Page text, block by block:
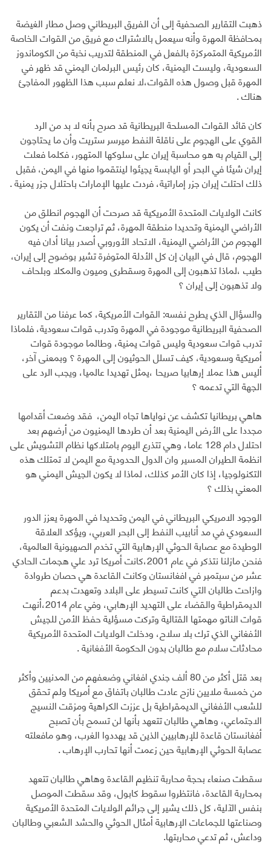
ذهبت التقارير الصحفية إلى أن الفريق البريطاني وصل مطار الغيضة
بمحافظة المهرة وأنه سيعمل بالاشتراك مع فريق من القوات الخاصة
الأمريكية المتمركزة بالفعل في المنطقة لتدريب نخبة من الكوماندوز
السعودية، وليست اليمنية، كان رئيس البرلمان اليمني قد ظهر في
المهرة قبل وصول هذه القوات،لا نعلم سبب هذا الظهور المفاجئ
هناك .
كان قائد القوات المسلحة البريطانية قد صرح بأنه لا بد من الرد
القوي على الهجوم على ناقلة النفط ميرسر ستريت وأن ما يحتاجون
إلى القيام به هو محاسبة إيران على سلوكها المتهور، فكلما فعلت
إيران شيئا في البحر أو اليابسة يجيئوا لينتقموا منها في اليمن، فقبل
ذلك احتلت إيران جزر إماراتية، فردت عليها الإمارات باحتلال جزر يمنية .
كانت الولايات المتحدة الأمريكية قد صرحت أن الهجوم انطلق من
الأراضي اليمنية وتحديدا منطقة المهرة، ثم تراجعت ونفت أن يكون
الهجوم من الأراضي اليمنية، الاتحاد الأوروبي أصدر بيانا أدان فيه
الهجوم، قال في البيان إن كل الأدلة المتوفرة تشير بوضوح إلى إيران،
طيب ،لماذا تذهبون إلى المهرة وسقطرى وميون والمكلا وبلحاف
ولا تذهبون إلى إيران ؟
والسؤال الذي يطرح نفسه: القوات الأمريكية، كما عرفنا من التقارير
الصحفية البريطانية موجودة في المهرة وتدرب قوات سعودية، فلماذا
تدرب قوات سعودية وليس قوات يمنية، وطالما موجودة قوات
أمريكية وسعودية، كيف تسلل الحوثيون إلى المهرة ؟ وبمعنى آخر،
أليس هذا عملا إرهابيا صريحا ،يمثل تهديدا عالميا، ويجب الرد على
الجهة التي تدعمه ؟
هاهي بريطانيا تكشف عن نواياها تجاه اليمن، فقد وضعت أقدامها
مجددا على الأرض اليمنية بعد أن طردها اليمنيون من أرضهم بعد
احتلال دام 128 عاما، وهي تتذرع اليوم بامتلاكها نظام التشويش على
انظمة الطيران المسير وان الدول الحدودية مع اليمن لا تمتلك هذه
التكنولوجيا، إذا كان الأمر كذلك، لماذا لا يكون الجيش اليمني هو
المعني بذلك ؟
الوجود الامريكي البريطاني في اليمن وتحديدا في المهرة يعزز الدور
السعودي في مد أنابيب النفط إلى البحر العربي، ويؤكد العلاقة
الوطيدة مع عصابة الحوثي الإرهابية التي تخدم الصهيونية العالمية،
فنحن مازلنا نتذكر في عام 2001،كانت أمريكا ترد علي هجمات الحادي
عشر من سبتمبر في افغانستان وكانت القاعدة هي حصان طروادة
وازاحت طالبان التي كانت تسيطر على البلاد وتعهدت بدعم
الديمقراطية والقضاء على التهديد الإرهابي، وفي عام 2014،أنهت
قوات الناتو مهمتها القتالية وتركت مسؤلية حفظ الأمن للجيش
الأفغاني الذي ترك بلا سلاح، ودخلت الولايات المتحدة الأمريكية
محادثات سلام مع طالبان بدون الحكومة الأفغانية .
بعد قتل أكثر من 80 ألف جندي افغاني وضعفهم من المدنيين وأكثر
من خمسة ملايين نازح عادت طالبان باتفاق مع أمريكا ولم تحقق
للشعب الأفغاني الديمقراطية بل عززت الكراهية ومزقت النسيج
الاجتماعي، وهاهي طالبان تتعهد بأنها لن تسمح بأن تصبح
أفغانستان قاعدة للإرهابيين الذين قد يهددوا الغرب، وهو مافعلته
عصابة الحوثي الإرهابية حين زعمت أنها تحارب الإرهاب .
سقطت صنعاء بحجة محاربة تنظيم القاعدة وهاهي طالبان تتعهد
بمحاربة القاعدة، فانتظروا سقوط كابول، وقد سقطت الموصل
بنفس الآلية، كل ذلك يشير إلى جرائم الولايات المتحدة الأمريكية
وصناعتها للجماعات الإرهابية أمثال الحوثي والحشد الشعبي وطالبان
وداعش، ثم تدعي محاربتها.